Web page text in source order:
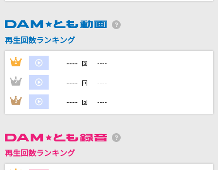
コブクロ
[生音]Bye For Now
T-BOLAN
[生音]ひまわりの約束
秦 基博
HoneyWorks feat.鏡音リン,鏡音レン
Brand New
再生回数ランキング
1 ---- 回 ----
2 ---- 回 ----
3 ---- 回 ----
再生回数ランキング